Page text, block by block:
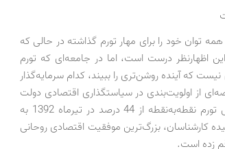
توان خود را برای مهار تورم گذاشته در حالی که
اظهارنظر درست است، اما در جامعه‌ای که تورم
امیدی نیست که آینده روشن‌تری را ببیند، کدام سرمایه‌گذار
از اولویت‌بندی در سیاستگذاری اقتصادی دولت
طی سال گذشته است که دستاورد اصلی آن کاهش تورم نقطه‌به‌نقطه از 44 درصد در تیرماه 1392 به
که به عقیده کارشناسان، بزرگ‌ترین موفقیت اقتصادی روحانی
زده است.